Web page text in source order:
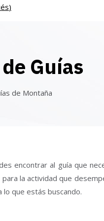
)
Guías
de Montaña
encontrar al guía que
para la actividad que
que estás buscando.